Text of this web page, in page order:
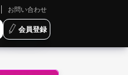
お問い合わせ
会員登録